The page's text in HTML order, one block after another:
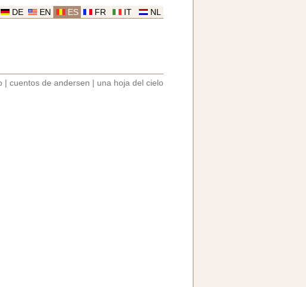
NL
IT
FR
ES
EN
DE
cuentos de andersen una hoja del cielo